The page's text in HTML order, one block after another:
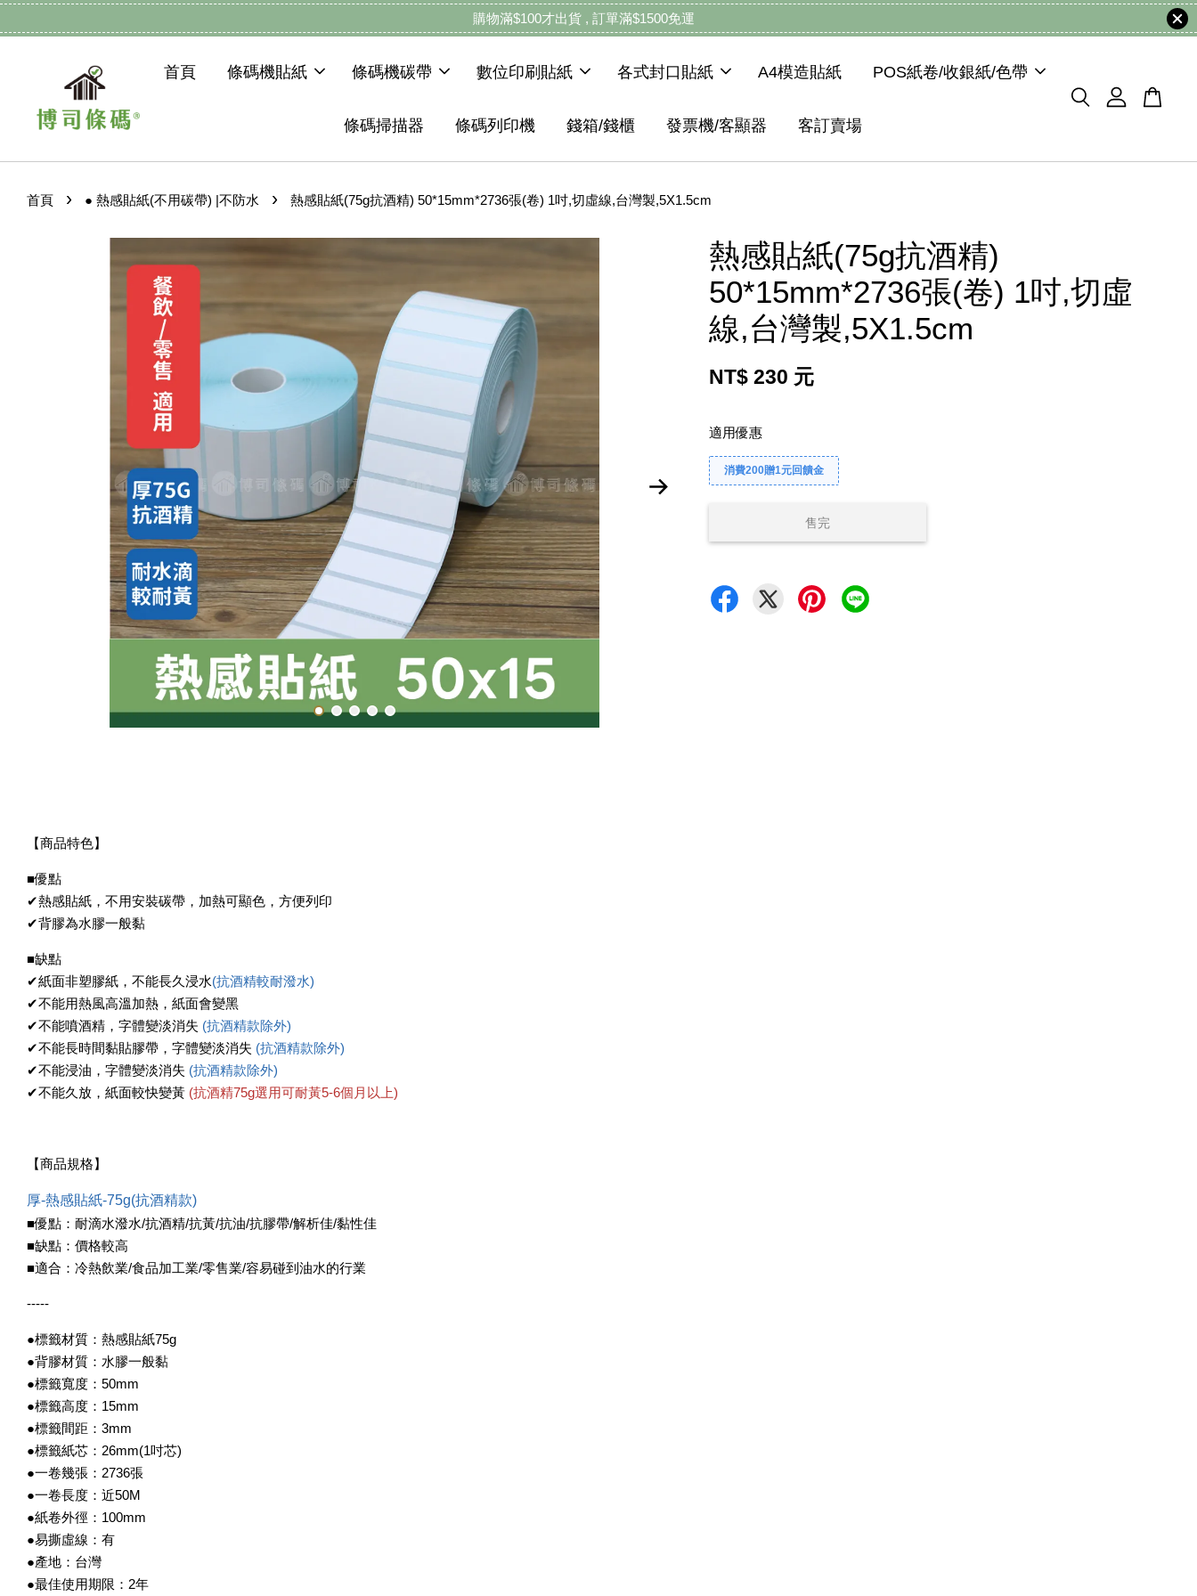
購物滿$100才出貨 , 訂單滿$1500免運
首頁 條碼機貼紙 條碼機碳帶 數位印刷貼紙 各式封口貼紙 A4模造貼紙 POS紙卷/收銀紙/色帶
條碼掃描器 條碼列印機 錢箱/錢櫃 發票機/客顯器 客訂賣場
首頁 › ● 熱感貼紙(不用碳帶) |不防水 › 熱感貼紙(75g抗酒精) 50*15mm*2736張(卷) 1吋,切虛線,台灣製,5X1.5cm
熱感貼紙(75g抗酒精)
50*15mm*2736張(卷) 1吋,切虛
線,台灣製,5X1.5cm
NT$ 230 元
適用優惠
消費200贈1元回饋金
售完
【商品特色】
■優點
✔熱感貼紙，不用安裝碳帶，加熱可顯色，方便列印
✔背膠為水膠一般黏
■缺點
✔紙面非塑膠紙，不能長久浸水(抗酒精較耐潑水)
✔不能用熱風高溫加熱，紙面會變黑
✔不能噴酒精，字體變淡消失 (抗酒精款除外)
✔不能長時間黏貼膠帶，字體變淡消失 (抗酒精款除外)
✔不能浸油，字體變淡消失 (抗酒精款除外)
✔不能久放，紙面較快變黃 (抗酒精75g選用可耐黃5-6個月以上)
【商品規格】
厚-熱感貼紙-75g(抗酒精款)
■優點：耐滴水潑水/抗酒精/抗黃/抗油/抗膠帶/解析佳/黏性佳
■缺點：價格較高
■適合：冷熱飲業/食品加工業/零售業/容易碰到油水的行業
-----
●標籤材質：熱感貼紙75g
●背膠材質：水膠一般黏
●標籤寬度：50mm
●標籤高度：15mm
●標籤間距：3mm
●標籤紙芯：26mm(1吋芯)
●一卷幾張：2736張
●一卷長度：近50M
●紙卷外徑：100mm
●易撕虛線：有
●產地：台灣
●最佳使用期限：2年